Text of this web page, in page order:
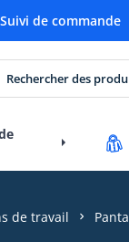
Suivi de commande
de travail